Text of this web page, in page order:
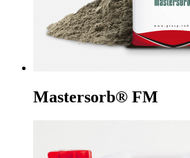
Mastersorb® FM